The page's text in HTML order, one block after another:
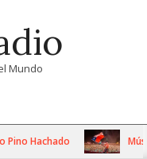
Mundo
Hachado